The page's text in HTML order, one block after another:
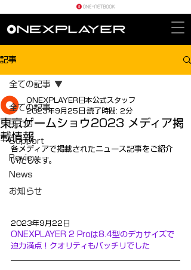
記事
全ての記事
BLOG
Support
Review
News
お知らせ
全ての記事
東京ゲームショウ2023 メディア掲
載情報
ONEXPLAYER日本公式スタッフ
2023年9月25日 読了時間: 2分
各メディアで掲載されたニュース記事をご紹介
いたします。
2023年9月22日
ONEXPLAYER 2 Proは8.4型のデカサイズで
迫力満点！クオリティもバッチリでした